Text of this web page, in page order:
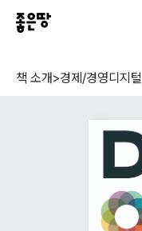
책 소개>경제/경영디지